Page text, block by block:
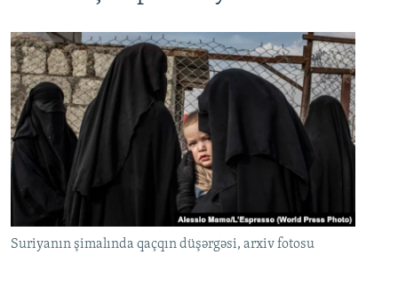
Suriyanın şimalında qaçqın düşərgəsi, arxiv fotosu